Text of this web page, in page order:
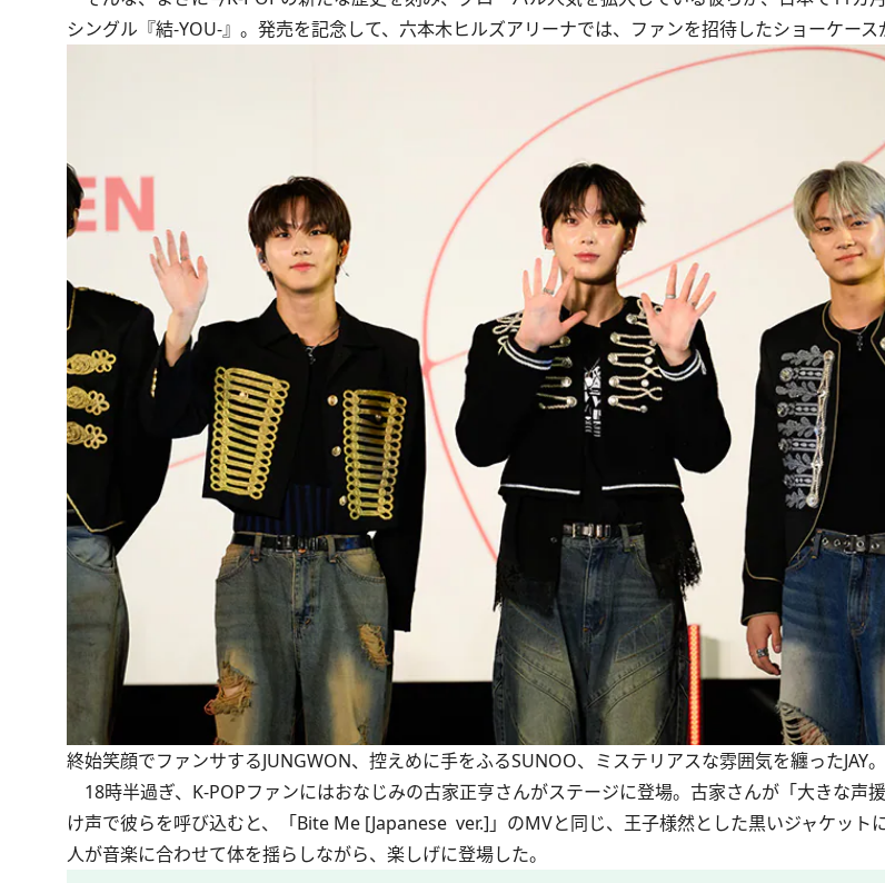
シングル『結-YOU-』。発売を記念して、六本木ヒルズアリーナでは、ファンを招待したショーケース
終始笑顔でファンサするJUNGWON、控えめに手をふるSUNOO、ミステリアスな雰囲気を纏ったJAY。
18時半過ぎ、K-POPファンにはおなじみの古家正亨さんがステージに登場。古家さんが「大きな声
け声で彼らを呼び込むと、「Bite Me [Japanese ver.]」のMVと同じ、王子様然とした黒いジャケット
人が音楽に合わせて体を揺らしながら、楽しげに登場した。